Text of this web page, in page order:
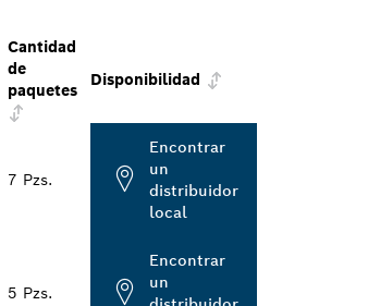
Cantidad
de
paquetes
Disponibilidad
7 Pzs.
Encontrar
un
distribuidor
local
5 Pzs.
Encontrar
un